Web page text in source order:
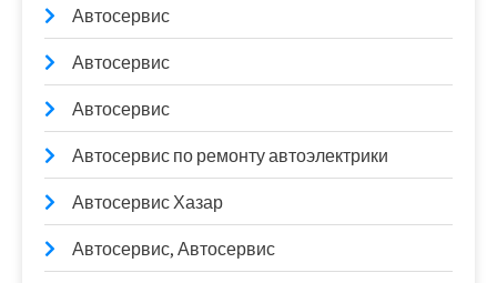
Автосервис
Автосервис
Автосервис
Автосервис по ремонту автоэлектрики
Автосервис Хазар
Автосервис, Автосервис